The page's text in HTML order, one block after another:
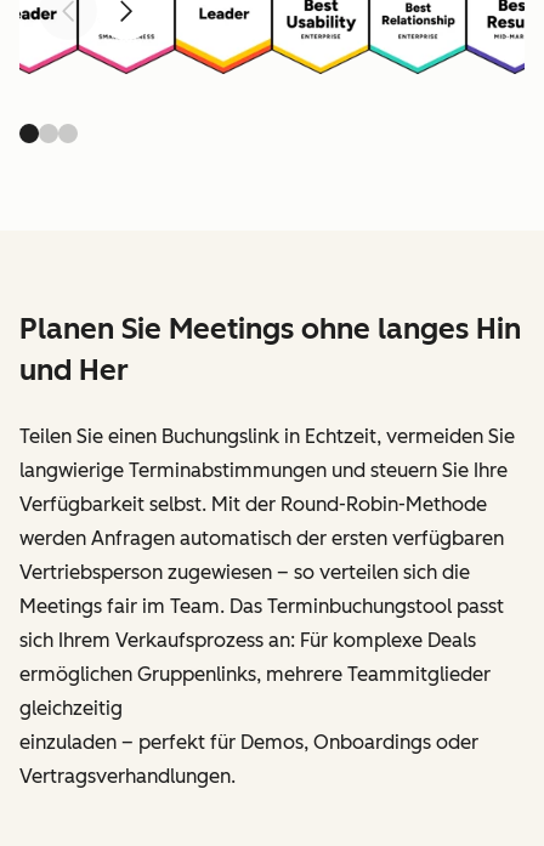
ZurückWeiter
Planen Sie Meetings ohne langes Hin
und Her
Teilen Sie einen Buchungslink in Echtzeit, vermeiden Sie
langwierige Terminabstimmungen und steuern Sie Ihre
Verfügbarkeit selbst. Mit der Round-Robin-Methode
werden Anfragen automatisch der ersten verfügbaren
Vertriebs­person zugewiesen – so verteilen sich die
Meetings fair im Team. Das Terminbuchungstool passt
sich Ihrem Verkaufsprozess an: Für komplexe Deals
ermöglichen Gruppenlinks, mehrere Teammitglieder
gleichzeitig
einzuladen – perfekt für Demos, Onboardings oder
Vertragsverhandlungen.